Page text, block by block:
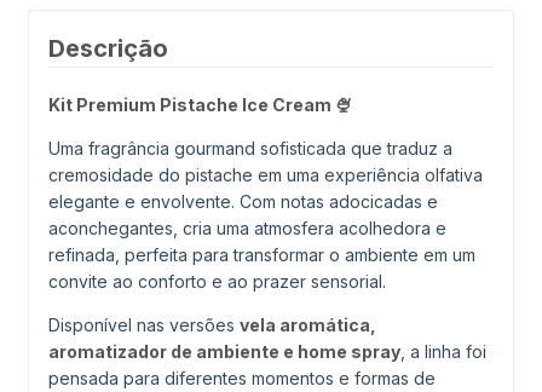
Descrição
Kit Premium Pistache Ice Cream 🍨
Uma fragrância gourmand sofisticada que traduz a
cremosidade do pistache em uma experiência olfativa
elegante e envolvente. Com notas adocicadas e
aconchegantes, cria uma atmosfera acolhedora e
refinada, perfeita para transformar o ambiente em um
convite ao conforto e ao prazer sensorial.
Disponível nas versões vela aromática,
aromatizador de ambiente e home spray , a linha foi
pensada para diferentes momentos e formas de